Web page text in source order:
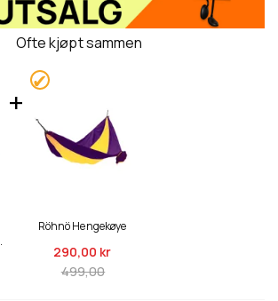
Ofte kjøpt sammen
Röhnö Hengekøye
290,00 kr
499,00